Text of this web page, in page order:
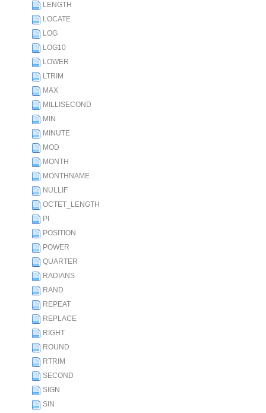
LENGTH
LOCATE
LOG
LOG10
LOWER
LTRIM
MAX
MILLISECOND
MIN
MINUTE
MOD
MONTH
MONTHNAME
NULLIF
OCTET_LENGTH
PI
POSITION
POWER
QUARTER
RADIANS
RAND
REPEAT
REPLACE
RIGHT
ROUND
RTRIM
SECOND
SIGN
SIN